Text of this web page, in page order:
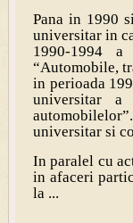
Pana in 1990
universitar in
1990-1994
“Automobile,
in perioada
universitar a
universitar si
In paralel cu
in afaceri
la ...